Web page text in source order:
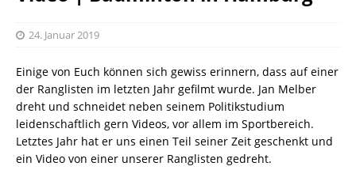
24. Januar 2019
Einige von Euch können sich gewiss erinnern, dass auf einer
der Ranglisten im letzten Jahr gefilmt wurde. Jan Melber
dreht und schneidet neben seinem Politikstudium
leidenschaftlich gern Videos, vor allem im Sportbereich.
Letztes Jahr hat er uns einen Teil seiner Zeit geschenkt und
ein Video von einer unserer Ranglisten gedreht.